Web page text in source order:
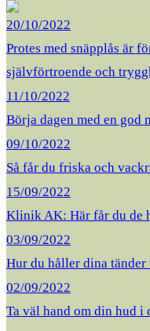
20/10/2022
Protes med snäpplås är
självförtroende och
11/10/2022
Börja dagen med en god
09/10/2022
Så får du friska och
15/09/2022
Klinik AK: Här får du de
03/09/2022
Hur du håller dina tänder
02/09/2022
Ta väl hand om din hud i